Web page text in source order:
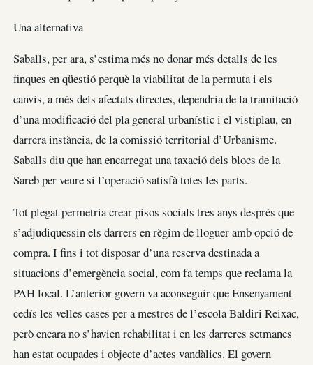
Una alternativa
Saballs, per ara, s’estima més no donar més detalls de les
finques en qüestió perquè la viabilitat de la permuta i els
canvis, a més dels afectats directes, dependria de la tramitació
d’una modificació del pla general urbanístic i el vistiplau, en
darrera instància, de la comissió territorial d’Urbanisme.
Saballs diu que han encarregat una taxació dels blocs de la
Sareb per veure si l’operació satisfà totes les parts.
Tot plegat permetria crear pisos socials tres anys després que
s’adjudiquessin els darrers en règim de lloguer amb opció de
compra. I fins i tot disposar d’una reserva destinada a
situacions d’emergència social, com fa temps que reclama la
PAH local. L’anterior govern va aconseguir que Ensenyament
cedís les velles cases per a mestres de l’escola Baldiri Reixac,
però encara no s’havien rehabilitat i en les darreres setmanes
han estat ocupades i objecte d’actes vandàlics. El govern